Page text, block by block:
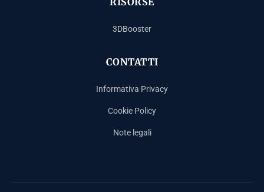
3DBooster
CONTATTI
Informativa Privacy
Cookie Policy
Note legali